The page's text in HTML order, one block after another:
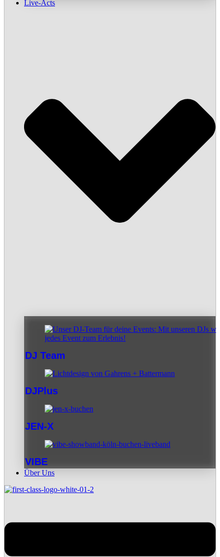
Live-Acts
DJ Team
DJPlus
JEN-X
VIBE
Über Uns